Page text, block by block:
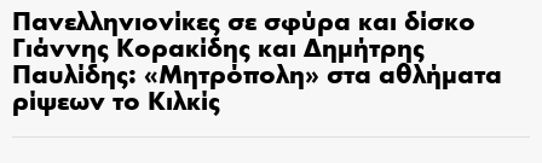
Πανελληνιονίκες σε σφύρα και δίσκο
Γιάννης Κορακίδης και Δημήτρης
Παυλίδης: «Μητρόπολη» στα αθλήματα
ρίψεων το Κιλκίς